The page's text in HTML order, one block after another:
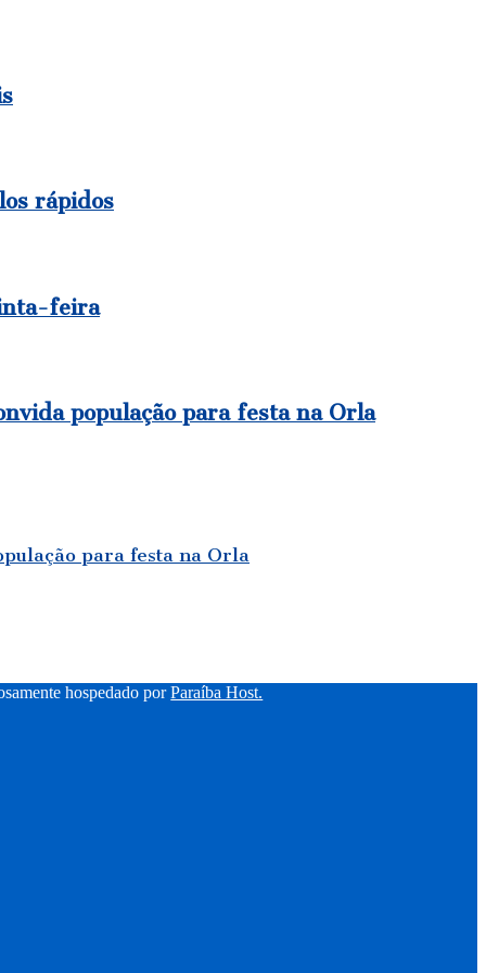
rápidos
feira
população para festa na Orla
para festa na Orla
hospedado porParaíba Host.